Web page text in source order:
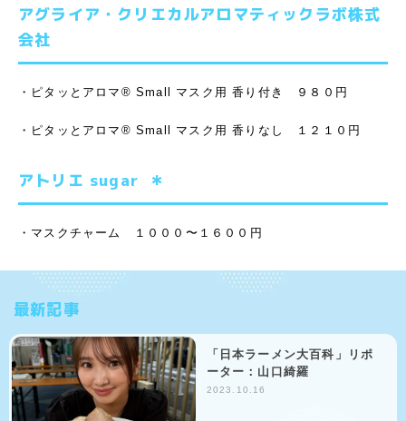
アグライア・クリエカルアロマティックラボ株式
会社
・ピタッとアロマ®︎ Small マスク用 香り付き ９８０円
・ピタッとアロマ®︎ Small マスク用 香りなし １２１０円
アトリエ sugar ＊
・マスクチャーム １０００〜１６００円
最新記事
「日本ラーメン大百科」リポ
ーター：山口綺羅
2023.10.16